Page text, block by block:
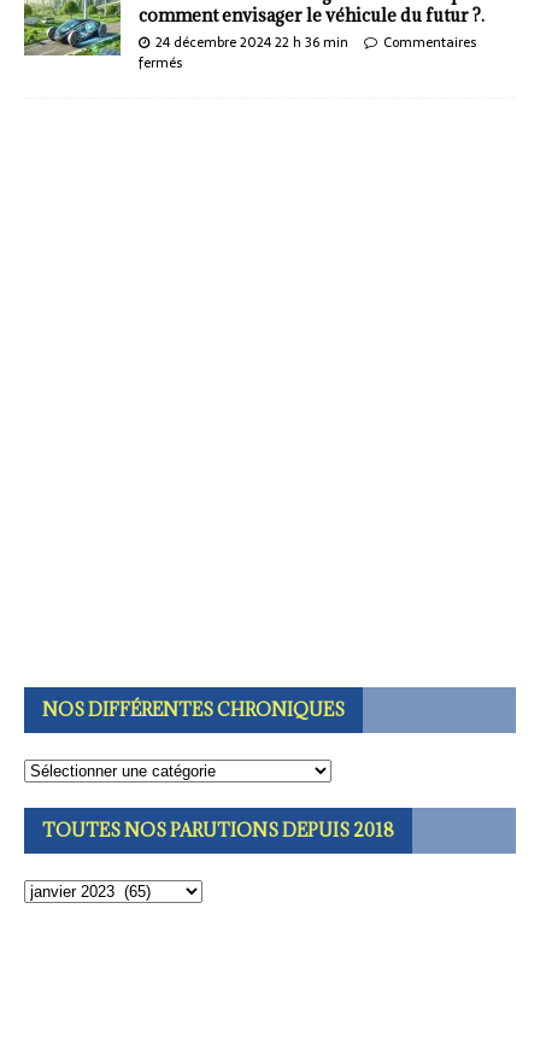
comment envisager le véhicule du futur ?.
24 décembre 2024 22 h 36 min
Commentaires
fermés
NOS DIFFÉRENTES CHRONIQUES
TOUTES NOS PARUTIONS DEPUIS 2018